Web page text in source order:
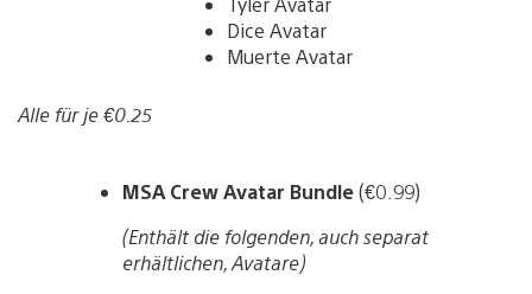
Dice Avatar
Muerte Avatar
Alle für je €0.25
MSA Crew Avatar Bundle(€0.99)
(Enthält die folgenden, auch separat
erhältlichen, Avatare)